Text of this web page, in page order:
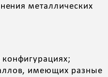
металлических
имеющих разные